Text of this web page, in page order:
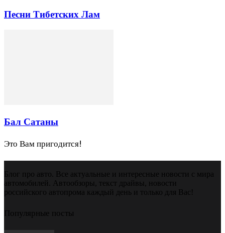
Песни Тибетских Лам
Бал Сатаны
Это Вам пригодится!
Блог про авто. Все актуальные и интересные новости с мира
автомобилей. Автообзоры, текст драйвы, новости
российского автопрома каждый день и только для Вас!
Популярные посты